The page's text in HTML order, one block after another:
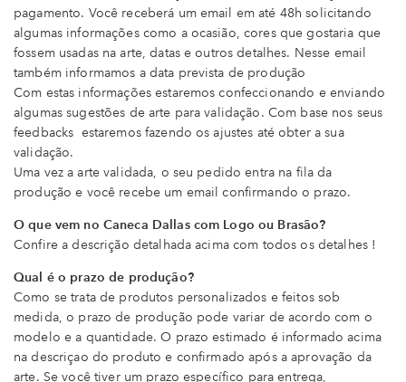
pagamento. Você receberá um email em até 48h solicitando
algumas informações como a ocasião, cores que gostaria que
fossem usadas na arte, datas e outros detalhes. Nesse email
também informamos a data prevista de produção
Com estas informações estaremos confeccionando e enviando
algumas sugestões de arte para validação. Com base nos seus
feedbacks estaremos fazendo os ajustes até obter a sua
validação.
Uma vez a arte validada, o seu pedido entra na fila da
produção e você recebe um email confirmando o prazo.
O que vem no Caneca Dallas com Logo ou Brasão?
Confire a descrição detalhada acima com todos os detalhes !
Qual é o prazo de produção?
Como se trata de produtos personalizados e feitos sob
medida, o prazo de produção pode variar de acordo com o
modelo e a quantidade. O prazo estimado é informado acima
na descriçao do produto e confirmado após a aprovação da
arte. Se você tiver um prazo específico para entrega,